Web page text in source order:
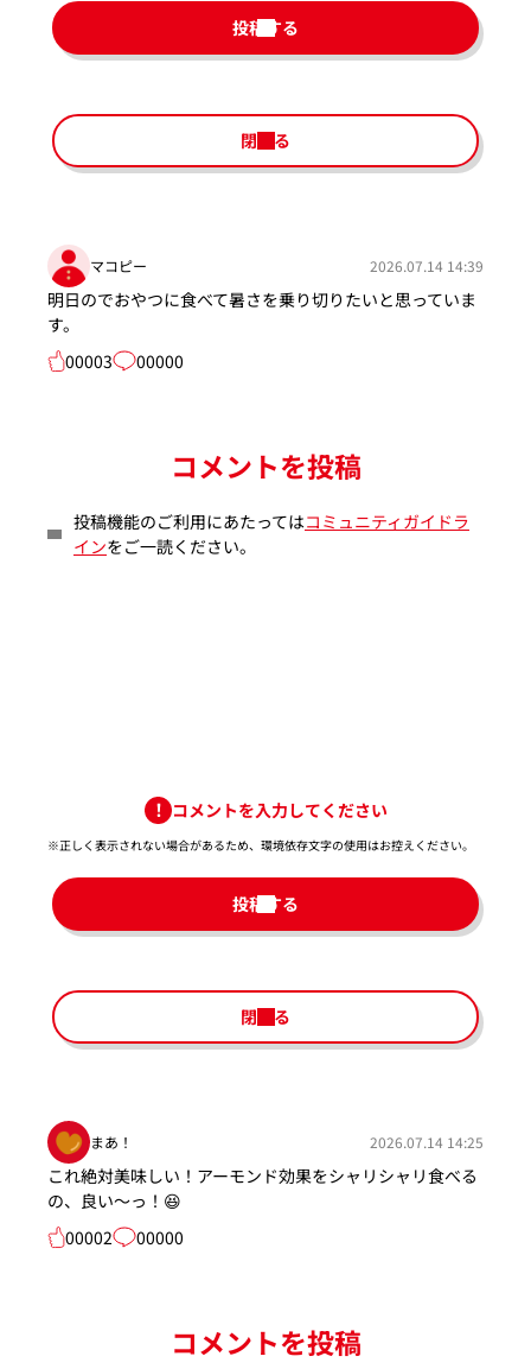
投稿する
閉じる
マコピー 2026.07.14 14:39
明日のでおやつに食べて暑さを乗り切りたいと思っていま
す。
00003
00000
コメントを投稿
投稿機能のご利用にあたってはコミュニティガイドラ
インをご一読ください。
コメントを入力してください
※正しく表示されない場合があるため、環境依存文字の使用はお控えください。​
投稿する
閉じる
まあ！ 2026.07.14 14:25
これ絶対美味しい！アーモンド効果をシャリシャリ食べる
の、良い～っ！😆
00002
00000
コメントを投稿